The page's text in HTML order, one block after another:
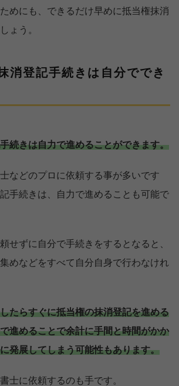
めにも、できるだけ早めに抵当権抹消
ょう。
消登記手続きは自分ででき
続きは自力で進めることができます。
などのプロに依頼する事が多いです
手続きは、自力で進めることも可能で
せずに自分で手続きをするとなると、
めなどをすべて自分自身で行わなけれ
たらすぐに抵当権の抹消登記を進める
進めることで余計に手間と時間がかか
発展してしまう可能性もあります。
士に依頼するのも手です。